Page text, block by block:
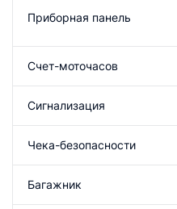
Приборная панель
Счет-моточасов
Сигнализация
Чека-безопасности
Багажник